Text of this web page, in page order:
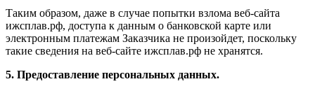
Таким образом, даже в случае попытки взлома веб-сайта
ижсплав.рф, доступа к данным о банковской карте или
электронным платежам Заказчика не произойдет, поскольку
такие сведения на веб-сайте ижсплав.рф не хранятся.
5. Предоставление персональных данных.